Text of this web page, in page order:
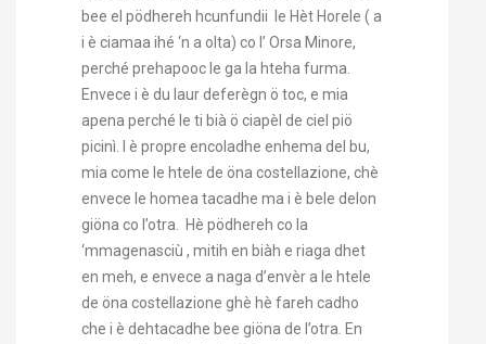
bee el pödhereh hcunfundii le Hèt Horele ( a
i è ciamaa ihé ‘n a olta) co l’ Orsa Minore,
perché prehapooc le ga la hteha furma.
Envece i è du laur deferègn ö toc, e mia
apena perché le ti bià ö ciapèl de ciel piö
picinì. I è propre encoladhe enhema del bu,
mia come le htele de öna costellazione, chè
envece le homea tacadhe ma i è bele delon
giöna co l’otra. Hè pödhereh co la
‘mmagenasciù , mitih en biàh e riaga dhet
en meh, e envece a naga d’envèr a le htele
de öna costellazione ghè hè fareh cadho
che i è dehtacadhe bee giöna de l’otra. En